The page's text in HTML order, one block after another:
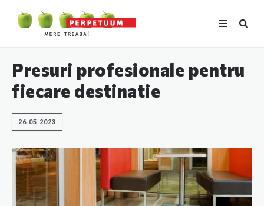
Presuri profesionale pentru
fiecare destinatie
26.05.2023